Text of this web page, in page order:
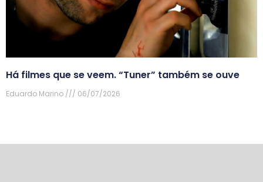
Há filmes que se veem. “Tuner” também se ouve
Eduardo Marino 06/07/2026